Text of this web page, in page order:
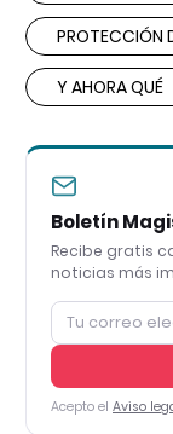
PROTECCIÓN
Y AHORA QUÉ
Boletín
Recibe gratis
noticias más
Acepto el Aviso